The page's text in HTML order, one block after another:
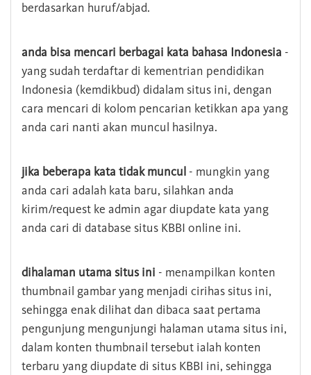
berdasarkan huruf/abjad.
anda bisa mencari berbagai kata bahasa Indonesia -
yang sudah terdaftar di kementrian pendidikan
Indonesia (kemdikbud) didalam situs ini, dengan
cara mencari di kolom pencarian ketikkan apa yang
anda cari nanti akan muncul hasilnya.
jika beberapa kata tidak muncul - mungkin yang
anda cari adalah kata baru, silahkan anda
kirim/request ke admin agar diupdate kata yang
anda cari di database situs KBBI online ini.
dihalaman utama situs ini - menampilkan konten
thumbnail gambar yang menjadi cirihas situs ini,
sehingga enak dilihat dan dibaca saat pertama
pengunjung mengunjungi halaman utama situs ini,
dalam konten thumbnail tersebut ialah konten
terbaru yang diupdate di situs KBBI ini, sehingga